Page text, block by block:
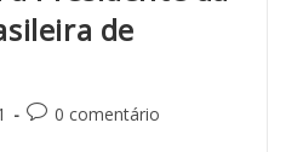
de
0 comentário